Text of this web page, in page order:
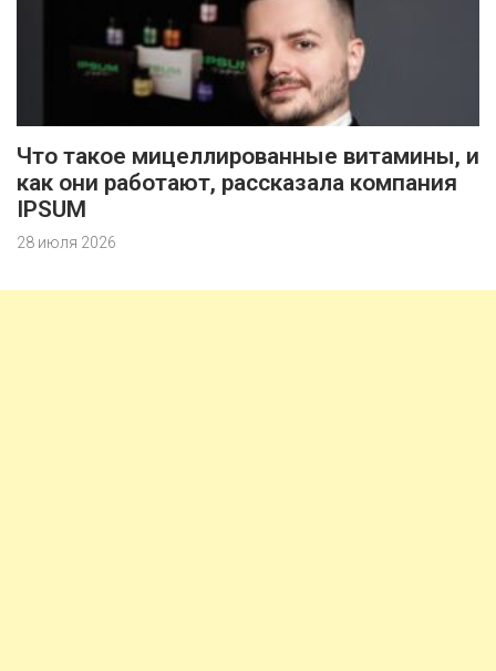
Что такое мицеллированные витамины, и
как они работают, рассказала компания
IPSUM
28 июля 2026